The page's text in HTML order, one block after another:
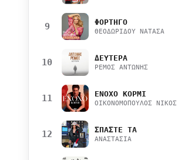
9 ΦΟΡΤΗΓΟ
ΘΕΟΔΩΡΙΔΟΥ ΝΑΤΑΣΑ
10 ΔΕΥΤΕΡΑ
ΡΕΜΟΣ ΑΝΤΩΝΗΣ
11 ΕΝΟΧΟ ΚΟΡΜΙ
ΟΙΚΟΝΟΜΟΠΟΥΛΟΣ ΝΙΚΟΣ
12 ΣΠΑΣΤΕ ΤΑ
ΑΝΑΣΤΑΣΙΑ